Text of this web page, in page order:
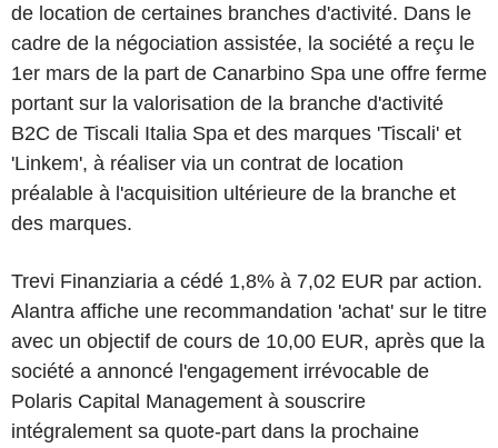
de location de certaines branches d'activité. Dans le
cadre de la négociation assistée, la société a reçu le
1er mars de la part de Canarbino Spa une offre ferme
portant sur la valorisation de la branche d'activité
B2C de Tiscali Italia Spa et des marques 'Tiscali' et
'Linkem', à réaliser via un contrat de location
préalable à l'acquisition ultérieure de la branche et
des marques.
Trevi Finanziaria a cédé 1,8% à 7,02 EUR par action.
Alantra affiche une recommandation 'achat' sur le titre
avec un objectif de cours de 10,00 EUR, après que la
société a annoncé l'engagement irrévocable de
Polaris Capital Management à souscrire
intégralement sa quote-part dans la prochaine